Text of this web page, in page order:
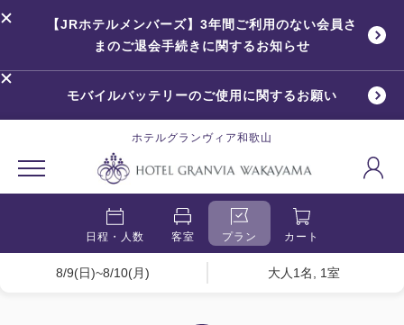
【JRホテルメンバーズ】3年間ご利用のない会員さ
まのご退会手続きに関するお知らせ
モバイルバッテリーのご使用に関するお願い
ホテルグランヴィア和歌山
日程・人数 客室 プラン カート
8/9(日)~8/10(月) 大人1名, 1室